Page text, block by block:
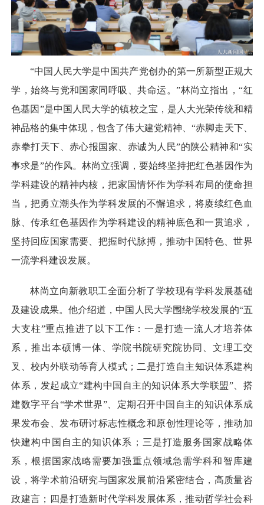
“中国人民大学是中国共产党创办的第一所新型正规大
学，始终与党和国家同呼吸、共命运。”林尚立指出，“红
色基因”是中国人民大学的镇校之宝，是人大光荣传统和精
神品格的集中体现，包含了伟大建党精神、“赤脚走天下、
赤拳打天下、赤心报国家、赤诚为人民”的陕公精神和“实
事求是”的作风。林尚立强调，要始终坚持把红色基因作为
学科建设的精神内核，把家国情怀作为学科布局的使命担
当，把勇立潮头作为学科发展的不懈追求，将赓续红色血
脉、传承红色基因作为学科建设的精神底色和一贯追求，
坚持回应国家需要、把握时代脉搏，推动中国特色、世界
一流学科建设发展。
林尚立向新教职工全面分析了学校现有学科发展基础
及建设成果。他介绍道，中国人民大学围绕学校发展的“五
大支柱”重点推进了以下工作：一是打造一流人才培养体
系，推出本硕博一体、学院书院研究院协同、文理工交
叉、校内外联动等育人模式；二是打造自主知识体系建构
体系，发起成立“建构中国自主的知识体系大学联盟”、搭
建数字平台“学术世界”、定期召开中国自主的知识体系成
果发布会、发布研讨标志性概念和原创性理论等，推动加
快建构中国自主的知识体系；三是打造服务国家战略体
系，根据国家战略需要加强重点领域急需学科和智库建
设，将学术前沿研究与国家发展前沿紧密结合，高质量咨
政建言；四是打造新时代学科发展体系，推动哲学社会科